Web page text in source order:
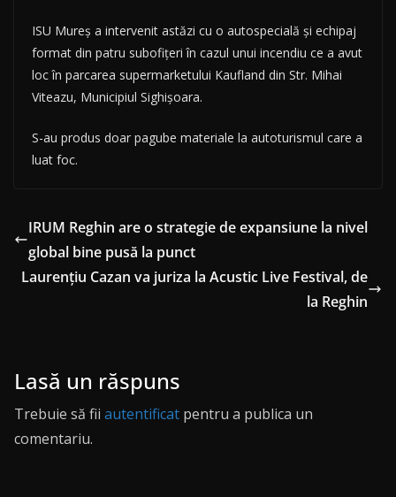
ISU Mureș a intervenit astăzi cu o autospecială și echipaj
format din patru subofițeri în cazul unui incendiu ce a avut
loc în parcarea supermarketului Kaufland din Str. Mihai
Viteazu, Municipiul Sighișoara.
S-au produs doar pagube materiale la autoturismul care a
luat foc.
IRUM Reghin are o strategie de expansiune la nivel
global bine pusă la punct
Laurențiu Cazan va juriza la Acustic Live Festival, de
la Reghin
Lasă un răspuns
Trebuie să fii autentificat pentru a publica un
comentariu.